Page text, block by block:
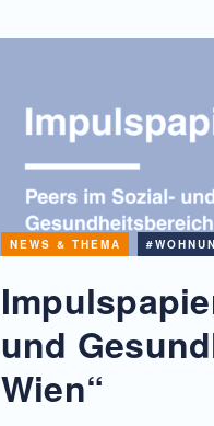
NEWS & THEMA
und
Wien“